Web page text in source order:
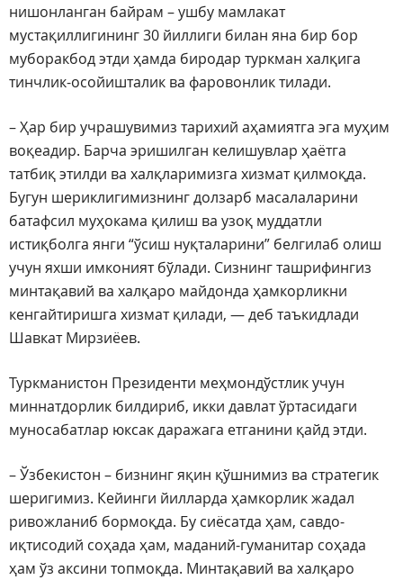
нишонланган байрам – ушбу мамлакат
мустақиллигининг 30 йиллиги билан яна бир бор
муборакбод этди ҳамда биродар туркман халқига
тинчлик-осойишталик ва фаровонлик тилади.
– Ҳар бир учрашувимиз тарихий аҳамиятга эга муҳим
воқеадир. Барча эришилган келишувлар ҳаётга
татбиқ этилди ва халқларимизга хизмат қилмоқда.
Бугун шериклигимизнинг долзарб масалаларини
батафсил муҳокама қилиш ва узоқ муддатли
истиқболга янги “ўсиш нуқталарини” белгилаб олиш
учун яхши имконият бўлади. Сизнинг ташрифингиз
минтақавий ва халқаро майдонда ҳамкорликни
кенгайтиришга хизмат қилади, — деб таъкидлади
Шавкат Мирзиёев.
Туркманистон Президенти меҳмондўстлик учун
миннатдорлик билдириб, икки давлат ўртасидаги
муносабатлар юксак даражага етганини қайд этди.
– Ўзбекистон – бизнинг яқин қўшнимиз ва стратегик
шеригимиз. Кейинги йилларда ҳамкорлик жадал
ривожланиб бормоқда. Бу сиёсатда ҳам, савдо-
иқтисодий соҳада ҳам, маданий-гуманитар соҳада
ҳам ўз аксини топмоқда. Минтақавий ва халқаро